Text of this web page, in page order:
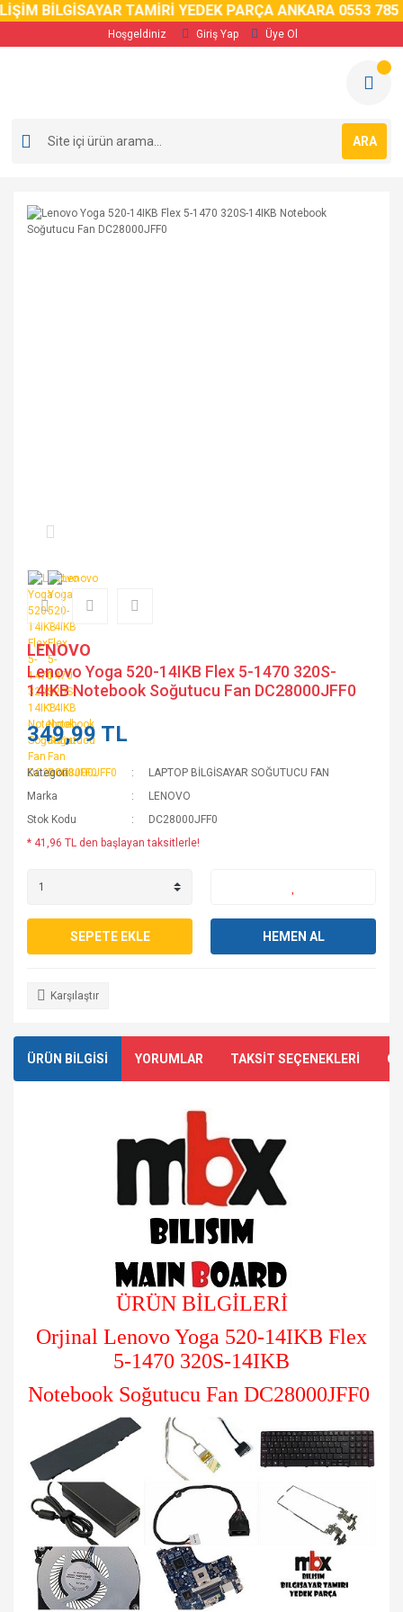
BİLGİSAYAR TAMİRİ YEDEK PARÇA ANKARA 0553 785
Hoşgeldiniz Giriş Yap Üye Ol
ARA
LENOVO
Lenovo Yoga 520-14IKB Flex 5-1470 320S-
14IKB Notebook Soğutucu Fan DC28000JFF0
349,99 TL
Kategori
LAPTOP BİLGİSAYAR SOĞUTUCU FAN
Marka
LENOVO
Stok Kodu
DC28000JFF0
* 41,96 TL den başlayan taksitlerle!
SEPETE EKLE HEMEN AL
Karşılaştır
ÜRÜN BİLGİSİ YORUMLAR TAKSİT SEÇENEKLERİ
ÜRÜN BİLGİLERİ
Orjinal Lenovo Yoga 520-14IKB Flex
5-1470 320S-14IKB
Notebook Soğutucu Fan DC28000JFF0